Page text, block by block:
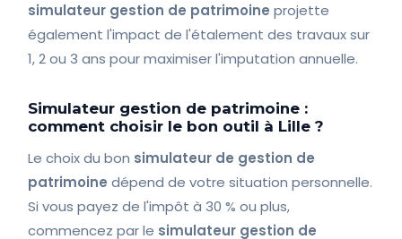
simulateur gestion de patrimoine projette
également l'impact de l'étalement des travaux sur
1, 2 ou 3 ans pour maximiser l'imputation annuelle.
Simulateur gestion de patrimoine :
comment choisir le bon outil à Lille ?
Le choix du bon simulateur de gestion de
patrimoine dépend de votre situation personnelle.
Si vous payez de l'impôt à 30 % ou plus,
commencez par le simulateur gestion de